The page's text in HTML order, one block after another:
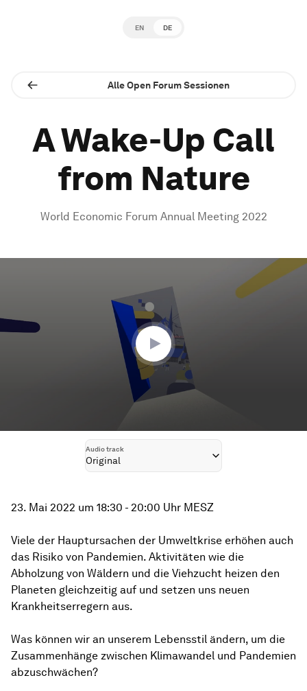
EN DE
Alle Open Forum Sessionen
A Wake-Up Call
from Nature
World Economic Forum Annual Meeting 2022
24
minutes,
Audio track
Original
23. Mai 2022 um 18:30 - 20:00 Uhr MESZ
Viele der Hauptursachen der Umweltkrise erhöhen auch
das Risiko von Pandemien. Aktivitäten wie die
Abholzung von Wäldern und die Viehzucht heizen den
Planeten gleichzeitig auf und setzen uns neuen
Krankheitserregern aus.
Was können wir an unserem Lebensstil ändern, um die
Zusammenhänge zwischen Klimawandel und Pandemien
abzuschwächen?